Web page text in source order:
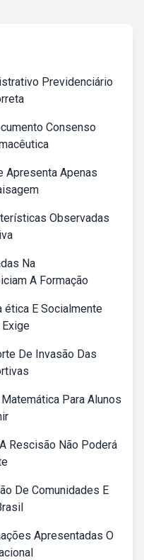
Previdenciário
Consenso
Apresenta Apenas
Observadas
Na
A Formação
ética E Socialmente
De Invasão Das
Para Alunos
Rescisão Não Poderá
De Comunidades E
Apresentadas O